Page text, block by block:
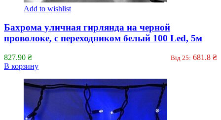
Add to wishlist
Бахрома уличная гирлянда на черной
проволоке, с переходником белый 100 Led, 5м
827.90 ₴ Від 25: 681.8 ₴
В корзину